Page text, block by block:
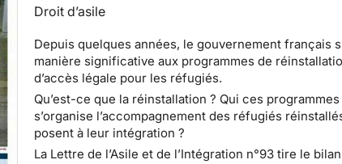
Droit d’asile
Depuis quelques années, le gouvernement français
manière significative aux programmes de
d’accès légale pour les réfugiés.
Qu’est-ce que la réinstallation ? Qui ces
s’organise l’accompagnement des réfugiés
posent à leur intégration ?
La Lettre de l’Asile et de l’Intégration n°93 tire le